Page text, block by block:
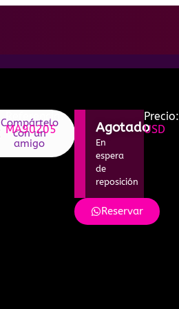
Compártelo
con un
amigo
Referencia:
MA90205
Agotado
En
espera
de
reposición
Reservar
Precio:
USD